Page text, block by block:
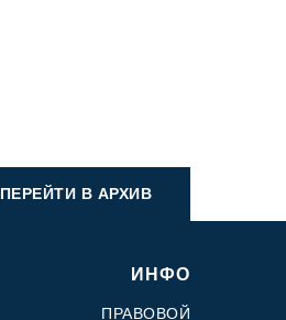
ПЕРЕЙТИ В АРХИВ
ИНФО
ПРАВОВОЙ